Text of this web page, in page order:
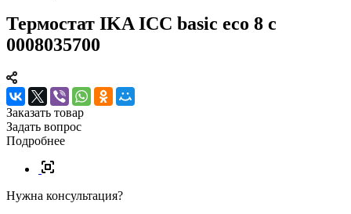
Термостат IKA ICC basic eco 8 c
0008035700
Заказать товар
Задать вопрос
Подробнее
Нужна консультация?